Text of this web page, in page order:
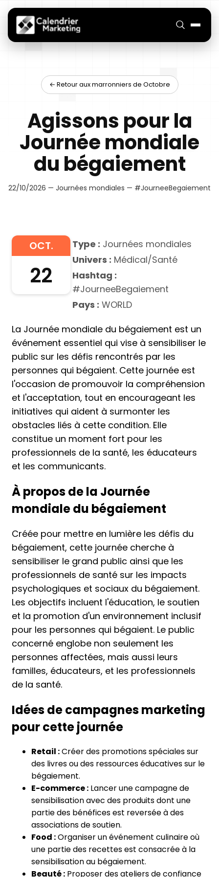
← Retour aux marronniers de Octobre
Agissons pour la
Journée mondiale
du bégaiement
22/10/2026 — Journées mondiales — #JourneeBegaiement
OCT.
22
Type : Journées mondiales
Univers : Médical/Santé
Hashtag :
#JourneeBegaiement
Pays : WORLD
La Journée mondiale du bégaiement est un
événement essentiel qui vise à sensibiliser le
public sur les défis rencontrés par les
personnes qui bégaient. Cette journée est
l'occasion de promouvoir la compréhension
et l'acceptation, tout en encourageant les
initiatives qui aident à surmonter les
obstacles liés à cette condition. Elle
constitue un moment fort pour les
professionnels de la santé, les éducateurs
et les communicants.
À propos de la Journée
mondiale du bégaiement
Créée pour mettre en lumière les défis du
bégaiement, cette journée cherche à
sensibiliser le grand public ainsi que les
professionnels de santé sur les impacts
psychologiques et sociaux du bégaiement.
Les objectifs incluent l'éducation, le soutien
et la promotion d'un environnement inclusif
pour les personnes qui bégaient. Le public
concerné englobe non seulement les
personnes affectées, mais aussi leurs
familles, éducateurs, et les professionnels
de la santé.
Idées de campagnes marketing
pour cette journée
Retail :Créer des promotions spéciales sur
des livres ou des ressources éducatives sur le
bégaiement.
E-commerce : Lancer une campagne de
sensibilisation avec des produits dont une
partie des bénéfices est reversée à des
associations de soutien.
Food :Organiser un événement culinaire où
une partie des recettes est consacrée à la
sensibilisation au bégaiement.
Beauté : Proposer des ateliers de confiance